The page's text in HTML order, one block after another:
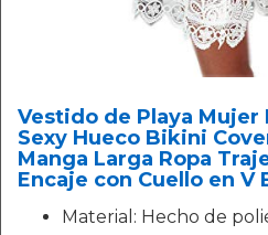
Vestido de Playa Mujer
Sexy Hueco Bikini
Manga Larga Ropa
Encaje con Cuello en V
Material: Hecho de